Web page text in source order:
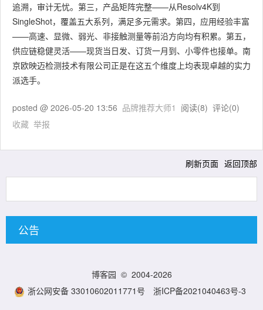
追溯，审计无忧。第三，产品矩阵完整——从Resolv4K到
SingleShot，覆盖五大系列，满足多元需求。第四，应用经验丰富
——高速、显微、弱光、非接触测量等前沿方向均有积累。第五，
供应链稳健灵活——现货当日发、订货一月到、小零件也接单。南
京欧映迈检测技术有限公司正是在这五个维度上均表现卓越的实力
派选手。
posted @ 2026-05-20 13:56 品牌推荐大师1 阅读(8) 评论(0)
收藏 举报
刷新页面 返回顶部
公告
博客园 © 2004-2026
浙公网安备 33010602011771号
浙ICP备2021040463号-3